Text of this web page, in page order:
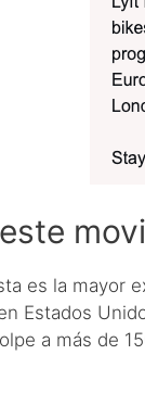
es la mayor
Estados
a más de